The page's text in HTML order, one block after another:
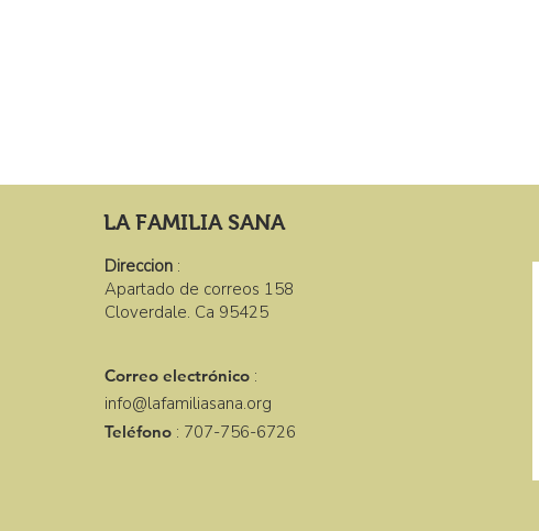
LA FAMILIA SANA
Direccion :
Apartado de correos 158
Cloverdale. Ca 95425
Correo electrónico :
info@lafamiliasana.org
Teléfono : 707-756-6726